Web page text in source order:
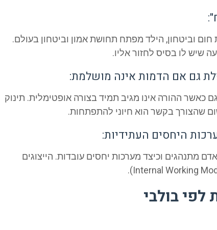
וביטחון, הילד מפתח תחושת אמון וביטחון בעולם.
שיש לו בסיס לחזור אליו.
גם אם הדמות אינה מושלמת:
ההורה אינו מגיב תמיד בצורה אופטימלית. תינוק
שהצורך בקשר הוא חיוני להתפתחות.
היחסים העתידיות:
מתנהגים וכיצד מערכות יחסים עובדות. הייצוגים
בולבי